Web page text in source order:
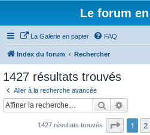
Le forum
La Galerie en papier FAQ
Index du forum Rechercher
1427 résultats trouvés
Aller à la recherche avancée
Rechercher
1427 résultats trouvés Page 1
1 2